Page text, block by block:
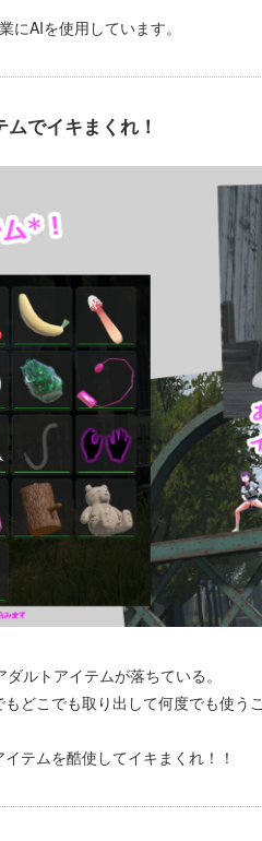
にAIを使用しています。
でイキまくれ！
ルトアイテムが落ちている。
どこでも取り出して何度でも使う
テムを酷使してイキまくれ！！